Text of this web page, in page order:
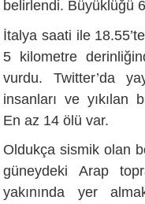
belirlendi. Büyüklüğü
İtalya saati ile
5 kilometre
vurdu. Twitter’da
insanları ve yıkılan
En az 14 ölü var.
Oldukça sismik olan
güneydeki Arap
yakınında yer